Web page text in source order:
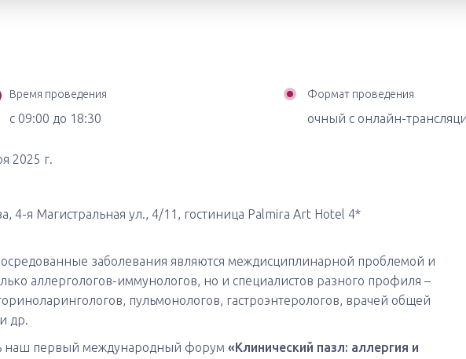
Время проведения
с 09:00 до 18:30
Формат проведения
очный с онлайн-
2025 г.
4-я Магистральная ул., 4/11, гостиница Palmira Art Hotel 4*
заболевания являются междисциплинарной проблемой и
аллергологов-иммунологов, но и специалистов разного профиля –
пульмонологов, гастроэнтерологов, врачей общей
др.
наш первый международный форум «Клинический пазл: аллергия и